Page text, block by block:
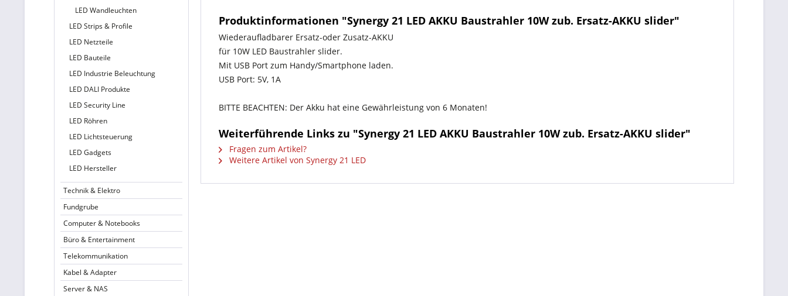
LED Wandleuchten
LED Strips & Profile
LED Netzteile
LED Bauteile
LED Industrie Beleuchtung
LED DALI Produkte
LED Security Line
LED Röhren
LED Lichtsteuerung
LED Gadgets
LED Hersteller
Technik & Elektro
Fundgrube
Computer & Notebooks
Büro & Entertainment
Telekommunikation
Kabel & Adapter
Server & NAS
Produktinformationen "Synergy 21 LED AKKU Baustrahler 10W zub. Ersatz-AKKU slider"
Wiederaufladbarer Ersatz-oder Zusatz-AKKU
für 10W LED Baustrahler slider.
Mit USB Port zum Handy/Smartphone laden.
USB Port: 5V, 1A
BITTE BEACHTEN: Der Akku hat eine Gewährleistung von 6 Monaten!
Weiterführende Links zu "Synergy 21 LED AKKU Baustrahler 10W zub. Ersatz-AKKU slider"
Fragen zum Artikel?
Weitere Artikel von Synergy 21 LED